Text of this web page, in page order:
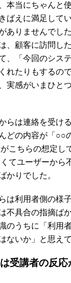
本当にちゃんと
ばえに満足して
ありませんでし
、顧客に訪問し
、「今回のシス
れたりもするの
実感がいまひと
らは連絡を受け
どの内容が「○○
こちらの想定し
てユーザーから
かりでした。
は利用者側の様
不具合の指摘
のうちに「利用
ないか」と思え
受講者の反応